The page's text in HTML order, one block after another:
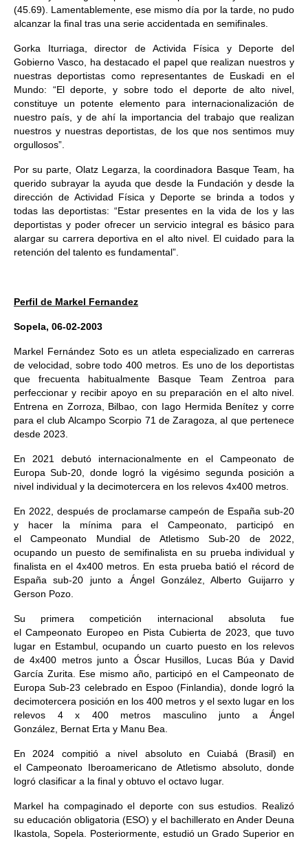
(45.69). Lamentablemente, ese mismo día por la tarde, no pudo
alcanzar la final tras una serie accidentada en semifinales.
Gorka Iturriaga, director de Activida Física y Deporte del
Gobierno Vasco, ha destacado el papel que realizan nuestros y
nuestras deportistas como representantes de Euskadi en el
Mundo: “El deporte, y sobre todo el deporte de alto nivel,
constituye un potente elemento para internacionalización de
nuestro país, y de ahí la importancia del trabajo que realizan
nuestros y nuestras deportistas, de los que nos sentimos muy
orgullosos”.
Por su parte, Olatz Legarza, la coordinadora Basque Team, ha
querido subrayar la ayuda que desde la Fundación y desde la
dirección de Actividad Física y Deporte se brinda a todos y
todas las deportistas: “Estar presentes en la vida de los y las
deportistas y poder ofrecer un servicio integral es básico para
alargar su carrera deportiva en el alto nivel. El cuidado para la
retención del talento es fundamental”.
Perfil de Markel Fernandez
Sopela, 06-02-2003
Markel Fernández Soto es un atleta especializado en carreras
de velocidad, sobre todo 400 metros. Es uno de los deportistas
que frecuenta habitualmente Basque Team Zentroa para
perfeccionar y recibir apoyo en su preparación en el alto nivel.
Entrena en Zorroza, Bilbao, con Iago Hermida Benítez y corre
para el club Alcampo Scorpio 71 de Zaragoza, al que pertenece
desde 2023.
En 2021 debutó internacionalmente en el Campeonato de
Europa Sub-20, donde logró la vigésimo segunda posición a
nivel individual y la decimotercera en los relevos 4x400 metros.
En 2022, después de proclamarse campeón de España sub-20
y hacer la mínima para el Campeonato, participó en
el Campeonato Mundial de Atletismo Sub-20 de 2022,
ocupando un puesto de semifinalista en su prueba individual y
finalista en el 4x400 metros. En esta prueba batió el récord de
España sub-20 junto a Ángel González, Alberto Guijarro y
Gerson Pozo.
Su primera competición internacional absoluta fue
el Campeonato Europeo en Pista Cubierta de 2023, que tuvo
lugar en Estambul, ocupando un cuarto puesto en los relevos
de 4x400 metros junto a Óscar Husillos, Lucas Búa y David
García Zurita. Ese mismo año, participó en el Campeonato de
Europa Sub-23 celebrado en Espoo (Finlandia), donde logró la
decimotercera posición en los 400 metros y el sexto lugar en los
relevos 4 x 400 metros masculino junto a Ángel
González, Bernat Erta y Manu Bea.​
En 2024 compitió a nivel absoluto en Cuiabá (Brasil) en
el Campeonato Iberoamericano de Atletismo absoluto, donde
logró clasificar a la final y obtuvo el octavo lugar.
Markel ha compaginado el deporte con sus estudios. Realizó
su educación obligatoria (ESO) y el bachillerato en Ander Deuna
Ikastola, Sopela. Posteriormente, estudió un Grado Superior en